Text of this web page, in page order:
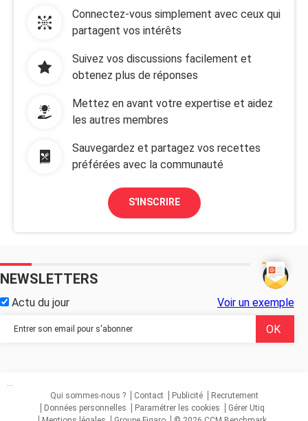
Connectez-vous simplement avec ceux qui
partagent vos intérêts
Suivez vos discussions facilement et
obtenez plus de réponses
Mettez en avant votre expertise et aidez
les autres membres
Sauvegardez et partagez vos recettes
préférées avec la communauté
S'INSCRIRE
NEWSLETTERS
Actu du jour Voir un exemple
...
Qui sommes-nous ?
Contact Publicité
Recrutement
Données personnelles
Paramétrer les cookies
Gérer Utiq